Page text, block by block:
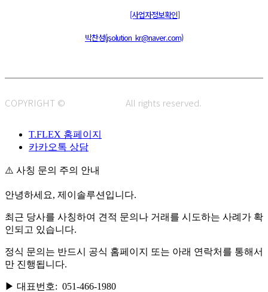
[사업자정보확인]
박찬성(jsolution_kr@naver.com)
COPYRIGHT © All rights reserved.
T.FLEX 홈페이지
카카오톡 상담
⚠️ 사칭 문의 주의 안내
안녕하세요, 제이솔루션입니다.
최근 당사를 사칭하여 견적 문의나 거래를 시도하는 사례가 확
인되고 있습니다.
정식 문의는 반드시 공식 홈페이지 또는 아래 연락처를 통해서
만 진행됩니다.
▶ 대표번호: 051-466-1980